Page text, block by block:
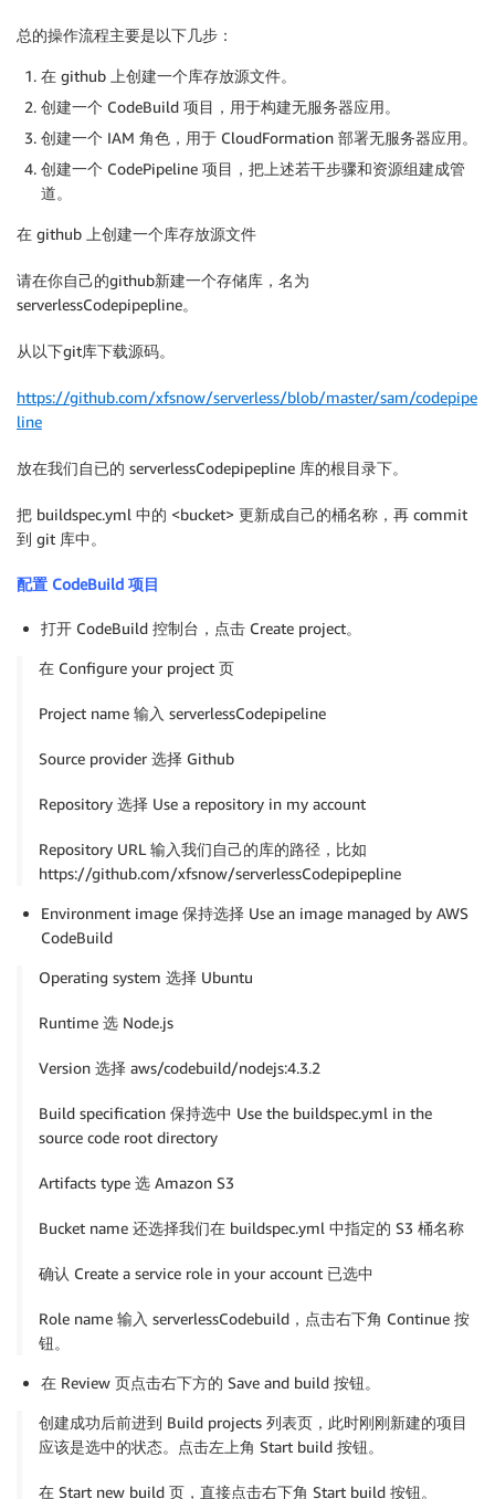
总的操作流程主要是以下几步：
在 github 上创建一个库存放源文件。
创建一个 CodeBuild 项目，用于构建无服务器应用。
创建一个 IAM 角色，用于 CloudFormation 部署无服务器应用。
创建一个 CodePipeline 项目，把上述若干步骤和资源组建成管
道。
在 github 上创建一个库存放源文件
请在你自己的github新建一个存储库，名为
serverlessCodepipepline。
从以下git库下载源码。
https://github.com/xfsnow/serverless/blob/master/sam/codepipe
line
放在我们自已的 serverlessCodepipepline 库的根目录下。
把 buildspec.yml 中的 <bucket> 更新成自己的桶名称，再 commit
到 git 库中。
配置 CodeBuild 项目
打开 CodeBuild 控制台，点击 Create project。
在 Configure your project 页
Project name 输入 serverlessCodepipeline
Source provider 选择 Github
Repository 选择 Use a repository in my account
Repository URL 输入我们自己的库的路径，比如
https://github.com/xfsnow/serverlessCodepipepline
Environment image 保持选择 Use an image managed by AWS
CodeBuild
Operating system 选择 Ubuntu
Runtime 选 Node.js
Version 选择 aws/codebuild/nodejs:4.3.2
Build specification 保持选中 Use the buildspec.yml in the
source code root directory
Artifacts type 选 Amazon S3
Bucket name 还选择我们在 buildspec.yml 中指定的 S3 桶名称
确认 Create a service role in your account 已选中
Role name 输入 serverlessCodebuild，点击右下角 Continue 按
钮。
在 Review 页点击右下方的 Save and build 按钮。
创建成功后前进到 Build projects 列表页，此时刚刚新建的项目
应该是选中的状态。点击左上角 Start build 按钮。
在 Start new build 页，直接点击右下角 Start build 按钮。